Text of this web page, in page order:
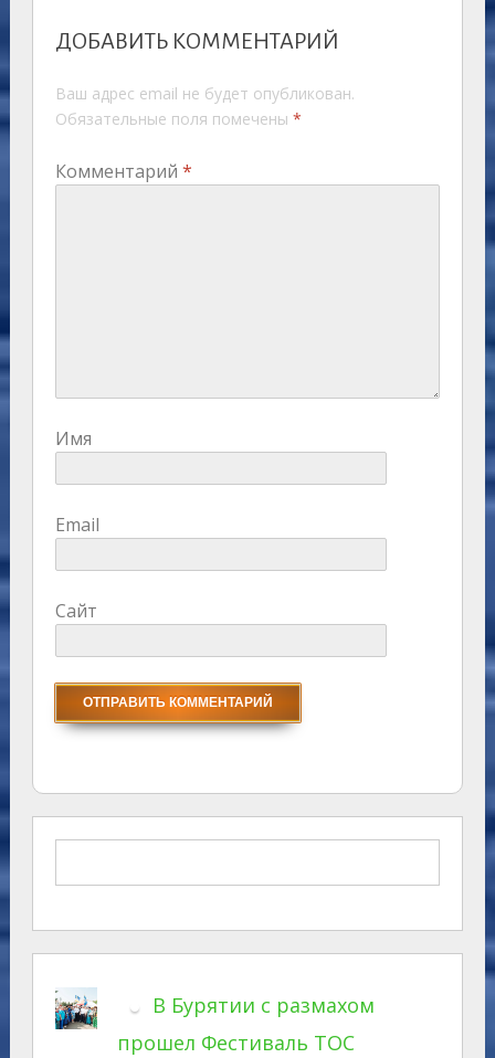
ДОБАВИТЬ КОММЕНТАРИЙ
Ваш адрес email не будет опубликован.
Обязательные поля помечены *
Комментарий *
Имя
Email
Сайт
В Бурятии с размахом
прошел Фестиваль ТОС